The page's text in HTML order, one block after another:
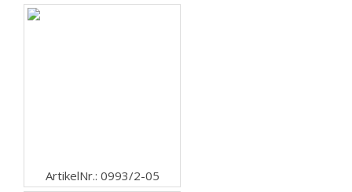
ArtikelNr.: 0993/2-05